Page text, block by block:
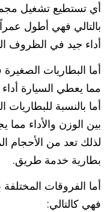
أي تستطيع تشغيل
بالتالي فهي أطول
أداء جيد في الظروف
أما البطاريات
مما يعطي السيارة
أما بالنسبة
بين الوزن والأداء مما
لذلك تعد من الأحجام
بطارية خدمة طريق.
أما الفروقات
فهي كالتالي: